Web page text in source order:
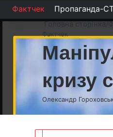
Фактчек Пропаганда-
Головна сторінка/
Фактчек
кризу
Олександр